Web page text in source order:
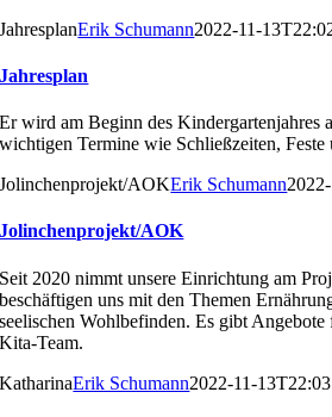
JahresplanErik Schumann2022-11-
Jahresplan
Er wird am Beginn des Kindergartenjahres
wichtigen Termine wie Schließzeiten, Feste
Jolinchenprojekt/AOKErik Schumann
Jolinchenprojekt/AOK
Seit 2020 nimmt unsere Einrichtung am
beschäftigen uns mit den Themen
seelischen Wohlbefinden. Es gibt
Kita-Team.
KatharinaErik Schumann2022-11-